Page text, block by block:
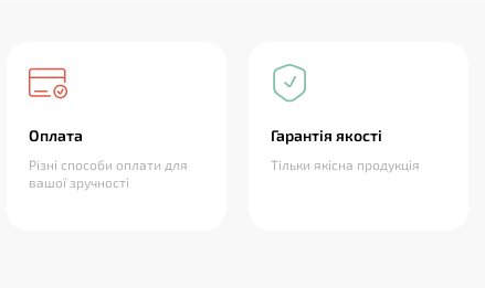
Оплата
Різні способи оплати для
вашої зручності
Гарантія якості
Тільки якісна продукція